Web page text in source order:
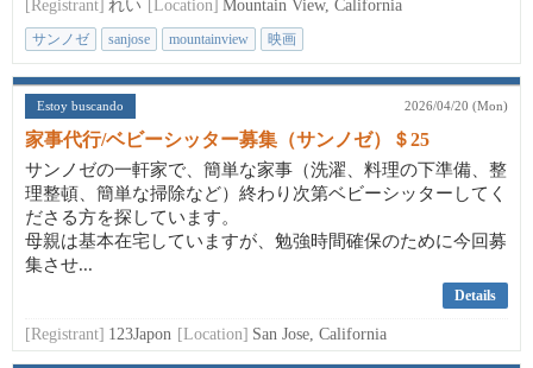
[Registrant] れい [Location] Mountain View, California
サンノゼ sanjose mountainview 映画
Estoy buscando 2026/04/20 (Mon)
家事代行/ベビーシッター募集（サンノゼ）＄25
サンノゼの一軒家で、簡単な家事（洗濯、料理の下準備、整
理整頓、簡単な掃除など）終わり次第ベビーシッターしてく
ださる方を探しています。
母親は基本在宅していますが、勉強時間確保のために今回募
集させ...
Details
[Registrant] 123Japon [Location] San Jose, California